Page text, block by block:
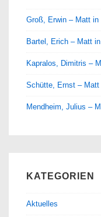
Groß, Erwin – Matt in
Bartel, Erich – Matt
Kapralos, Dimitris –
Schütte, Ernst – Matt
Mendheim, Julius –
KATEGORIEN
Aktuelles